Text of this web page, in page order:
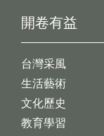
開卷有益
台灣采風
生活藝術
文化歷史
教育學習